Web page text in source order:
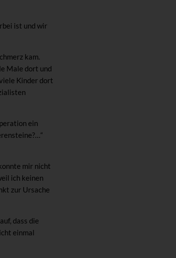
ist und wir
kam.
Male dort und
Kinder dort
ein
mir nicht
ich keinen
zur Ursache
dass die
einmal